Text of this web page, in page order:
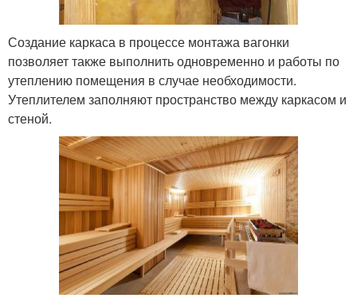
Создание каркаса в процессе монтажа вагонки
позволяет также выполнить одновременно и работы по
утеплению помещения в случае необходимости.
Утеплителем заполняют пространство между каркасом и
стеной.